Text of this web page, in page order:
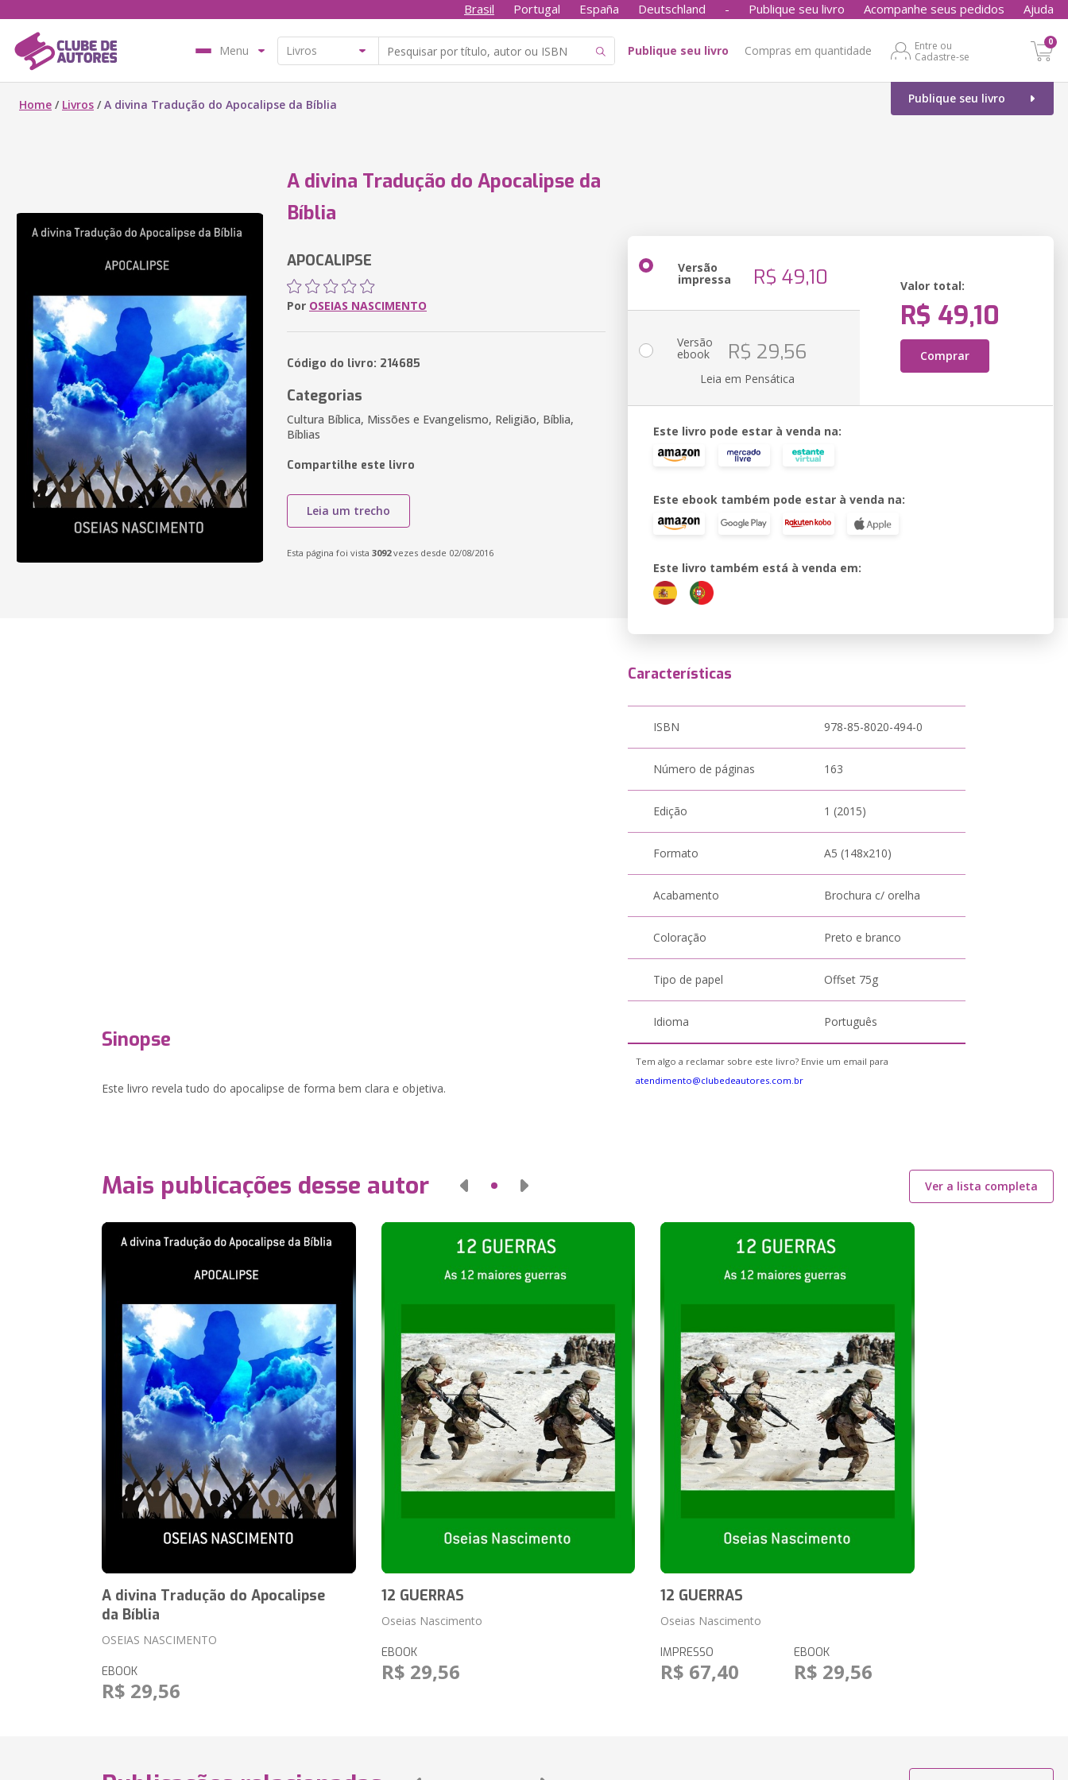
Brasil Portugal España Deutschland - Publique seu livro Acompanhe seus pedidos Ajuda
Menu Publique seu livro Compras em quantidade
Entre ou
Cadastre-se
0
Publique seu livro
Home / Livros /A divina Tradução do Apocalipse da Bíblia
A divina Tradução do Apocalipse da
Bíblia
APOCALIPSE
Por OSEIAS NASCIMENTO
Código do livro: 214685
Categorias
Cultura Bíblica, Missões e Evangelismo, Religião, Bíblia,
Bíblias
Compartilhe este livro
Leia um trecho
Esta página foi vista 3092vezes desde 02/08/2016
Versão
impressa R$ 49,10 Valor total:
R$ 49,10
Comprar
Versão
ebook R$ 29,56
Leia em Pensática
Este livro pode estar à venda na:
Este ebook também pode estar à venda na:
Este livro também está à venda em:
Sinopse
Este livro revela tudo do apocalipse de forma bem clara e objetiva.
Características
ISBN 978-85-8020-494-0
Número de páginas 163
Edição 1 (2015)
Formato A5 (148x210)
Acabamento Brochura c/ orelha
Coloração Preto e branco
Tipo de papel Offset 75g
Idioma Português
Tem algo a reclamar sobre este livro? Envie um email para
atendimento@clubedeautores.com.br
Mais publicações desse autor Ver a lista completa
A divina Tradução do Apocalipse
da Bíblia
OSEIAS NASCIMENTO
EBOOK
R$ 29,56
12 GUERRAS
Oseias Nascimento
EBOOK
R$ 29,56
12 GUERRAS
Oseias Nascimento
IMPRESSO
R$ 67,40
EBOOK
R$ 29,56